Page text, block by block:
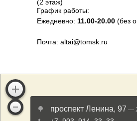
Почта: altai@tomsk.ru
(2 этаж)
График работы:
Ежедневно: 11.00-20.00 (без